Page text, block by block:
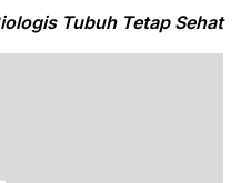
Tubuh Tetap Sehat